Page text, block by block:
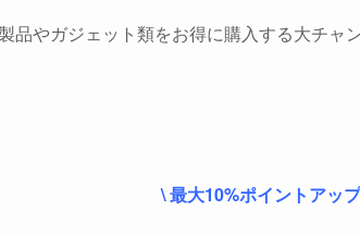
品やガジェット類をお得に購入する大チャ
\ 最大10%ポイントアッ